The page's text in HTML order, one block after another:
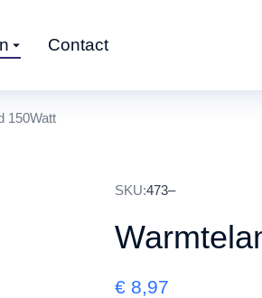
Contact
150Watt
SKU:473–
€ 8,97